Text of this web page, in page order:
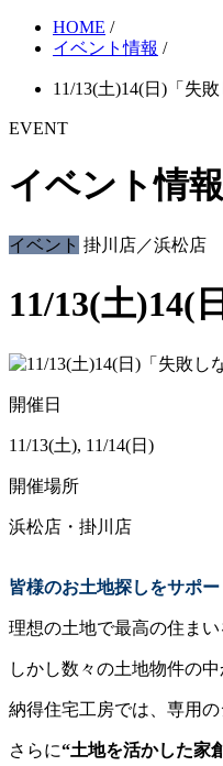
HOME /
イベント情報 /
11/13(土)14(日)「失
EVENT
イベント情報
イベント 掛川店／浜松店
11/13(土)14(
開催日
11/13(土), 11/14(日)
開催場所
浜松店・掛川店
皆様のお土地探しをサポー
理想の土地で最高の住ま
しかし数々の土地物件の中
納得住宅工房では、専用
さらに“土地を活かした家